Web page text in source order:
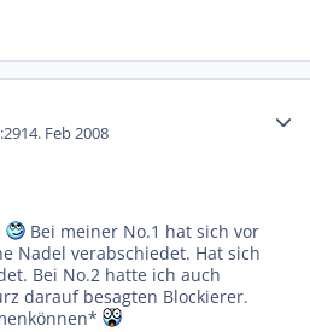
14. Feb 2008
Bei meiner No.1 hat sich vor
Nadel verabschiedet. Hat sich
Bei No.2 hatte ich auch
darauf besagten Blockierer.